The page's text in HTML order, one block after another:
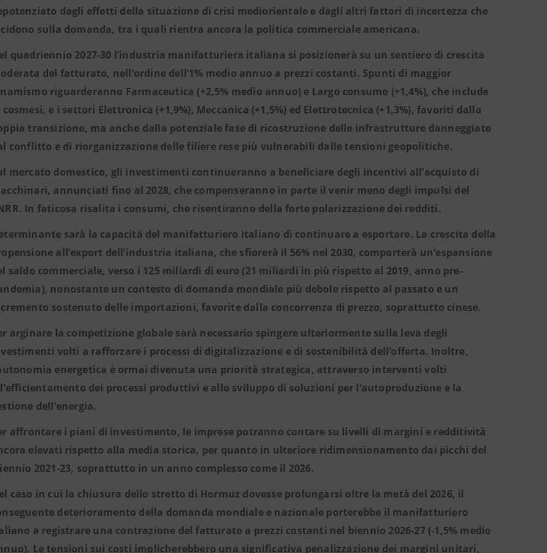
dagli effetti della situazione di crisi mediorientale e dagli altri fattori di incertezza che
sulla domanda, tra i quali rientra ancora la politica commerciale americana.
quadriennio 2027-30 l’industria manifatturiera italiana si posizionerà su un sentiero di crescita
del fatturato, nell’ordine dell’1% medio annuo a prezzi costanti. Spunti di maggior
riguarderanno Farmaceutica (+2,5% medio annuo) e Largo consumo (+1,4%), che include
cosmesi, e i settori Elettronica (+1,9%), Meccanica (+1,5%) ed Elettrotecnica (+1,3%), favoriti dalla
transizione, ma anche dalla potenziale fase di ricostruzione delle infrastrutture danneggiate
conflitto e di riorganizzazione delle filiere rese più vulnerabili dalle tensioni geopolitiche.
mercato domestico, gli investimenti continueranno a beneficiare degli incentivi all’acquisto di
annunciati fino al 2028, che compenseranno in parte il venir meno degli impulsi del
In faticosa risalita i consumi, che risentiranno della forte polarizzazione dei redditi.
sarà la capacità del manifatturiero italiano di continuare a esportare. La crescita della
all’export dell’industria italiana, che sfiorerà il 56% nel 2030, comporterà un’espansione
saldo commerciale, verso i 125 miliardi di euro (21 miliardi in più rispetto al 2019, anno pre-
nonostante un contesto di domanda mondiale più debole rispetto al passato e un
sostenuto delle importazioni, favorite dalla concorrenza di prezzo, soprattutto cinese.
arginare la competizione globale sarà necessario spingere ulteriormente sulla leva degli
volti a rafforzare i processi di digitalizzazione e di sostenibilità dell’offerta. Inoltre,
energetica è ormai divenuta una priorità strategica, attraverso interventi volti
dei processi produttivi e allo sviluppo di soluzioni per l’autoproduzione e la
dell’energia.
affrontare i piani di investimento, le imprese potranno contare su livelli di margini e redditività
elevati rispetto alla media storica, per quanto in ulteriore ridimensionamento dai picchi del
2021-23, soprattutto in un anno complesso come il 2026.
caso in cui la chiusura dello stretto di Hormuz dovesse prolungarsi oltre la metà del 2026, il
deterioramento della domanda mondiale e nazionale porterebbe il manifatturiero
a registrare una contrazione del fatturato a prezzi costanti nel biennio 2026-27 (-1,5% medio
Le tensioni sui costi implicherebbero una significativa penalizzazione dei margini unitari,